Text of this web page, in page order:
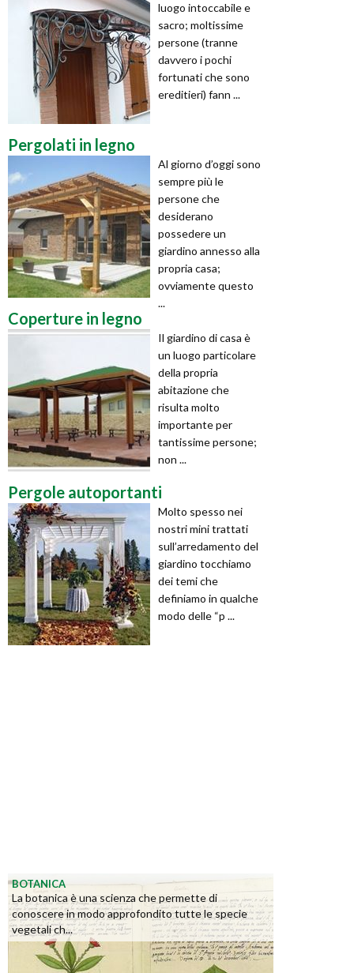
luogo intoccabile e
sacro; moltissime
persone (tranne
davvero i pochi
fortunati che sono
ereditieri) fann ...
Pergolati in legno
Al giorno d’oggi sono
sempre più le
persone che
desiderano
possedere un
giardino annesso alla
propria casa;
ovviamente questo
...
Coperture in legno
Il giardino di casa è
un luogo particolare
della propria
abitazione che
risulta molto
importante per
tantissime persone;
non ...
Pergole autoportanti
Molto spesso nei
nostri mini trattati
sull’arredamento del
giardino tocchiamo
dei temi che
definiamo in qualche
modo delle “p ...
BOTANICA
La botanica è una scienza che permette di
conoscere in modo approfondito tutte le specie
vegetali ch...